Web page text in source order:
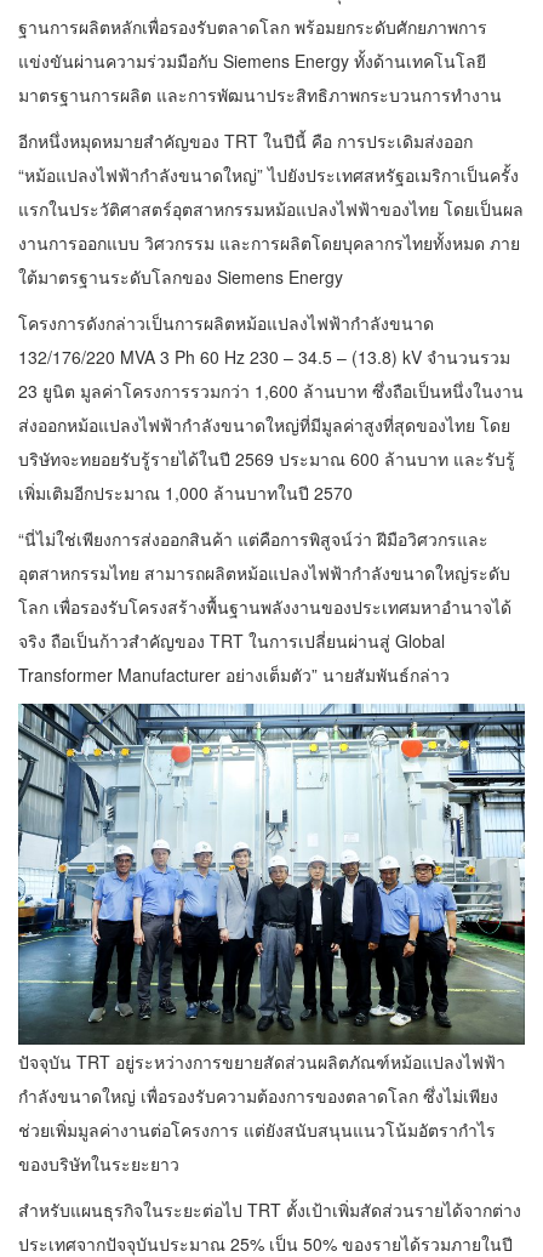
ฐานการผลิตหลักเพื่อรองรับตลาดโลก พร้อมยกระดับศักยภาพการ
แข่งขันผ่านความร่วมมือกับ Siemens Energy ทั้งด้านเทคโนโลยี
มาตรฐานการผลิต และการพัฒนาประสิทธิภาพกระบวนการทำงาน
อีกหนึ่งหมุดหมายสำคัญของ TRT ในปีนี้ คือ การประเดิมส่งออก
“หม้อแปลงไฟฟ้ากำลังขนาดใหญ่” ไปยังประเทศสหรัฐอเมริกาเป็นครั้ง
แรกในประวัติศาสตร์อุตสาหกรรมหม้อแปลงไฟฟ้าของไทย โดยเป็นผล
งานการออกแบบ วิศวกรรม และการผลิตโดยบุคลากรไทยทั้งหมด ภาย
ใต้มาตรฐานระดับโลกของ Siemens Energy
โครงการดังกล่าวเป็นการผลิตหม้อแปลงไฟฟ้ากำลังขนาด
132/176/220 MVA 3 Ph 60 Hz 230 – 34.5 – (13.8) kV จำนวนรวม
23 ยูนิต มูลค่าโครงการรวมกว่า 1,600 ล้านบาท ซึ่งถือเป็นหนึ่งในงาน
ส่งออกหม้อแปลงไฟฟ้ากำลังขนาดใหญ่ที่มีมูลค่าสูงที่สุดของไทย โดย
บริษัทจะทยอยรับรู้รายได้ในปี 2569 ประมาณ 600 ล้านบาท และรับรู้
เพิ่มเติมอีกประมาณ 1,000 ล้านบาทในปี 2570
“นี่ไม่ใช่เพียงการส่งออกสินค้า แต่คือการพิสูจน์ว่า ฝีมือวิศวกรและ
อุตสาหกรรมไทย สามารถผลิตหม้อแปลงไฟฟ้ากำลังขนาดใหญ่ระดับ
โลก เพื่อรองรับโครงสร้างพื้นฐานพลังงานของประเทศมหาอำนาจได้
จริง ถือเป็นก้าวสำคัญของ TRT ในการเปลี่ยนผ่านสู่ Global
Transformer Manufacturer อย่างเต็มตัว” นายสัมพันธ์กล่าว
ปัจจุบัน TRT อยู่ระหว่างการขยายสัดส่วนผลิตภัณฑ์หม้อแปลงไฟฟ้า
กำลังขนาดใหญ่ เพื่อรองรับความต้องการของตลาดโลก ซึ่งไม่เพียง
ช่วยเพิ่มมูลค่างานต่อโครงการ แต่ยังสนับสนุนแนวโน้มอัตรากำไร
ของบริษัทในระยะยาว
สำหรับแผนธุรกิจในระยะต่อไป TRT ตั้งเป้าเพิ่มสัดส่วนรายได้จากต่าง
ประเทศจากปัจจุบันประมาณ 25% เป็น 50% ของรายได้รวมภายในปี